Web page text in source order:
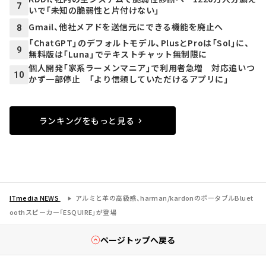
7
いで「未知の脆弱性と片付けない」
8 Gmail、他社メアドを送信元にできる機能を廃止へ
9
「ChatGPT」のデフォルトモデル、PlusとProは「Sol」に、
無料版は「Luna」でテキストチャット無制限に
10
個人開発「家系ラーメンマニア」で利用者急増 対応追いつ
かず一部停止 「より信頼していただけるアプリに」
ランキングをもっと見る
ITmedia NEWS
アルミと革の高級感、harman/kardonのポータブルBluet
oothスピーカー「ESQUIRE」が登場
ページトップへ戻る